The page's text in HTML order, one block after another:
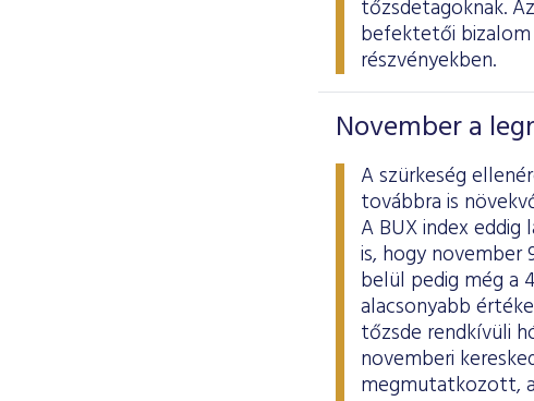
tőzsdetagoknak.
befektetői bizalom
részvényekben.
November a
A szürkeség
továbbra is
A BUX index
is, hogy november
belül pedig még a
alacsonyabb
tőzsde rendkívüli
novemberi
megmutatkozott,